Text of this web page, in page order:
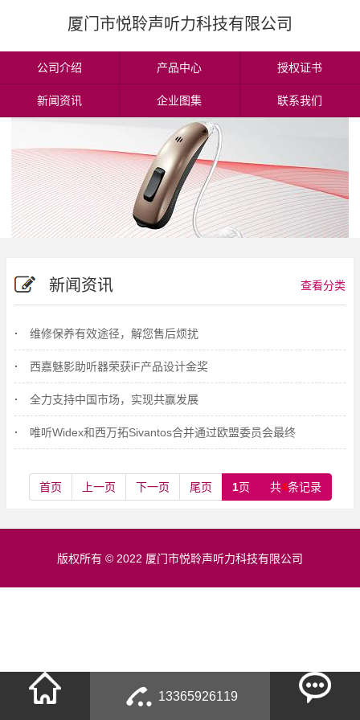
厦门市悦聆声听力科技有限公司
公司介绍 产品中心 授权证书
新闻资讯 企业图集 联系我们
新闻资讯 查看分类
维修保养有效途径，解您售后烦扰
西嘉魅影助听器荣获iF产品设计金奖
全力支持中国市场，实现共赢发展
唯听Widex和西万拓Sivantos合并通过欧盟委员会最终
首页 上一页 下一页 尾页 1页 共4条记录
13365926119
版权所有 © 2022 厦门市悦聆声听力科技有限公司